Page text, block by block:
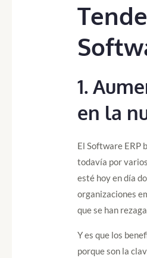
1.
en la
El Software ERP
todavía por
esté hoy en día
organizaciones
que se han
Y es que los
porque son la